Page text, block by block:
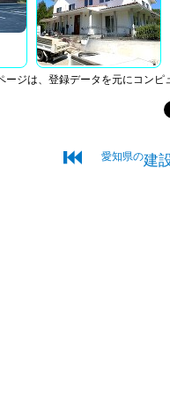
ジは、登録データを元にコンピ
⏮ 愛知県の建